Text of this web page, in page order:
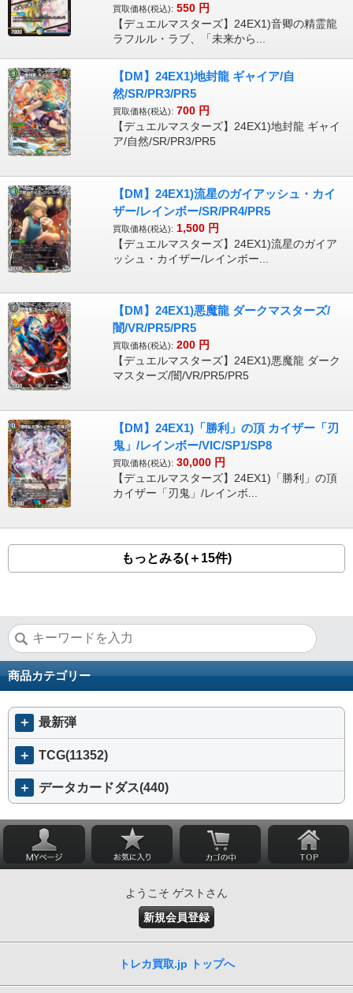
買取価格(税込): 550 円
【デュエルマスターズ】24EX1)音卿の精霊龍
ラフルル・ラブ、「未来から...
【DM】24EX1)地封龍 ギャイア/自
然/SR/PR3/PR5
買取価格(税込): 700 円
【デュエルマスターズ】24EX1)地封龍 ギャイ
ア/自然/SR/PR3/PR5
【DM】24EX1)流星のガイアッシュ・カイ
ザー/レインボー/SR/PR4/PR5
買取価格(税込): 1,500 円
【デュエルマスターズ】24EX1)流星のガイア
ッシュ・カイザー/レインボー...
【DM】24EX1)悪魔龍 ダークマスターズ/
闇/VR/PR5/PR5
買取価格(税込): 200 円
【デュエルマスターズ】24EX1)悪魔龍 ダーク
マスターズ/闇/VR/PR5/PR5
【DM】24EX1)「勝利」の頂 カイザー「刃
鬼」/レインボー/VIC/SP1/SP8
買取価格(税込): 30,000 円
【デュエルマスターズ】24EX1)「勝利」の頂
カイザー「刃鬼」/レインボ...
もっとみる(＋15件)
商品カテゴリー
＋ 最新弾
＋ TCG(11352)
＋ データカードダス(440)
ようこそ ゲストさん
新規会員登録
トレカ買取.jp トップへ